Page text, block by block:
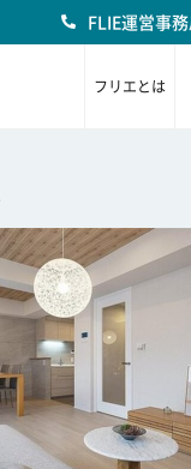
FLIE運営事
フリエとは